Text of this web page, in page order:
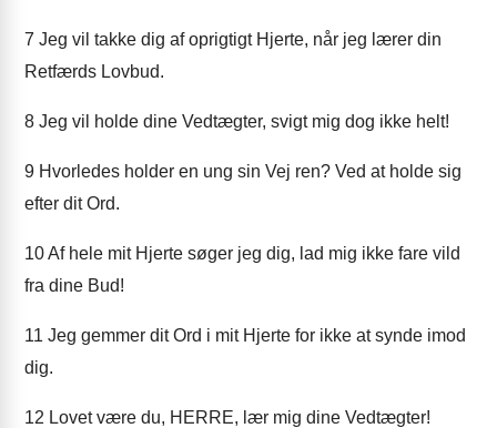
7 Jeg vil takke dig af oprigtigt Hjerte, når jeg lærer din
Retfærds Lovbud.
8 Jeg vil holde dine Vedtægter, svigt mig dog ikke helt!
9 Hvorledes holder en ung sin Vej ren? Ved at holde sig
efter dit Ord.
10Af hele mit Hjerte søger jeg dig, lad mig ikke fare vild
fra dine Bud!
11 Jeg gemmer dit Ord i mit Hjerte for ikke at synde imod
dig.
12 Lovet være du, HERRE, lær mig dine Vedtægter!